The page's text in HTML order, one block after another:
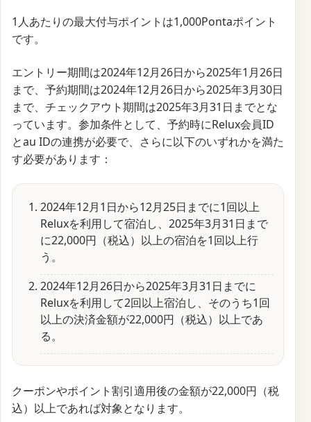
1人あたりの最大付与ポイントは1,000Pontaポイント
です。
エントリー期間は2024年12月26日から2025年1月26日
まで、予約期間は2024年12月26日から2025年3月30日
まで、チェックアウト期間は2025年3月31日までとな
っています。参加条件として、予約時にRelux会員ID
とau IDの連携が必要で、さらに以下のいずれかを満た
す必要があります：
2024年12月1日から12月25日までに1回以上
Reluxを利用して宿泊し、2025年3月31日まで
に22,000円（税込）以上の宿泊を1回以上行
う。
2024年12月26日から2025年3月31日までに
Reluxを利用して2回以上宿泊し、そのうち1回
以上の決済金額が22,000円（税込）以上であ
る。
クーポンやポイント割引適用後の金額が22,000円（税
込）以上であれば対象となります。